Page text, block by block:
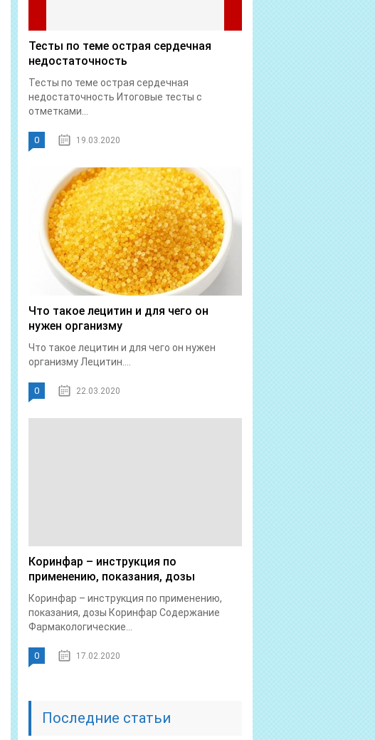
Тесты по теме острая сердечная
недостаточность
Тесты по теме острая сердечная
недостаточность Итоговые тесты с
отметками...
0 19.03.2020
Что такое лецитин и для чего он
нужен организму
Что такое лецитин и для чего он нужен
организму Лецитин....
0 22.03.2020
Коринфар – инструкция по
применению, показания, дозы
Коринфар – инструкция по применению,
показания, дозы Коринфар Содержание
Фармакологические...
0 17.02.2020
Последние статьи